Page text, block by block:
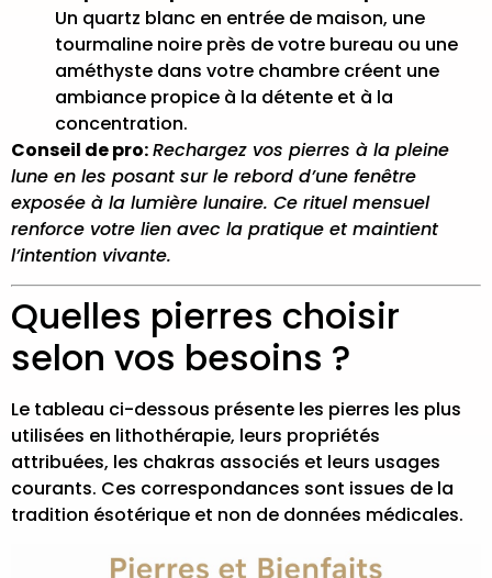
Un quartz blanc en entrée de maison, une
tourmaline noire près de votre bureau ou une
améthyste dans votre chambre créent une
ambiance propice à la détente et à la
concentration.
Conseil de pro:Rechargez vos pierres à la pleine
lune en les posant sur le rebord d’une fenêtre
exposée à la lumière lunaire. Ce rituel mensuel
renforce votre lien avec la pratique et maintient
l’intention vivante.
Quelles pierres choisir
selon vos besoins ?
Le tableau ci-dessous présente les pierres les plus
utilisées en lithothérapie, leurs propriétés
attribuées, les chakras associés et leurs usages
courants. Ces correspondances sont issues de la
tradition ésotérique et non de données médicales.